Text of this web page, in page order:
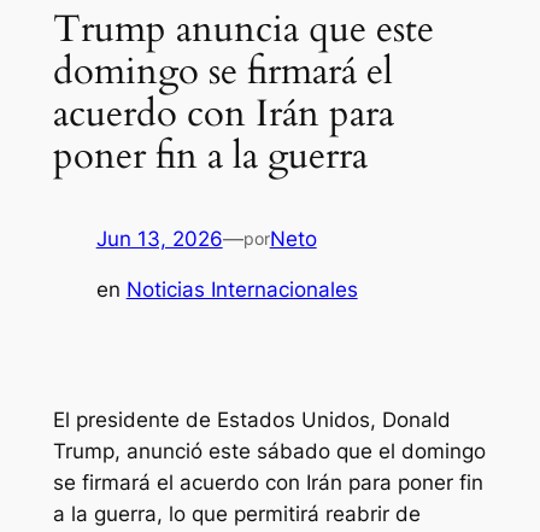
Trump anuncia que este
domingo se firmará el
acuerdo con Irán para
poner fin a la guerra
Jun 13, 2026—porNeto
en Noticias Internacionales
El presidente de Estados Unidos, Donald
Trump, anunció este sábado que el domingo
se firmará el acuerdo con Irán para poner fin
a la guerra, lo que permitirá reabrir de